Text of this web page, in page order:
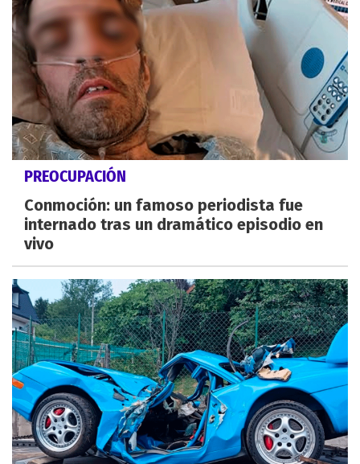
PREOCUPACIÓN
Conmoción: un famoso periodista fue
internado tras un dramático episodio en
vivo